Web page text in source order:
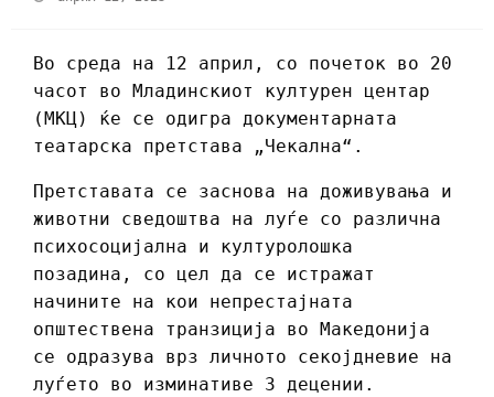
Во среда на 12 април, со почеток во 20
часот во Младинскиот културен центар
(МКЦ) ќе се одигра документарната
театарска претстава „Чекална“.
Претставата се заснова на доживувања и
животни сведоштва на луѓе со различна
психосоцијална и културолошка
позадина, со цел да се истражат
начините на кои непрестајната
општествена транзиција во Македонија
се одразува врз личното секојдневие на
луѓето во изминативе 3 децении.